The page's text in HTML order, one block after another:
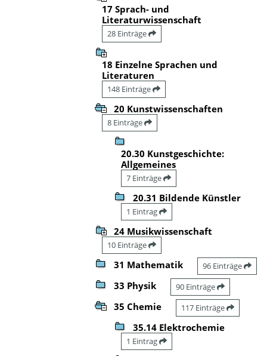
17 Sprach- und
Literaturwissenschaft
28 Einträge
18 Einzelne Sprachen und
Literaturen
148 Einträge
20 Kunstwissenschaften
8 Einträge
20.30 Kunstgeschichte:
Allgemeines
7 Einträge
20.31 Bildende Künstler
1 Eintrag
24 Musikwissenschaft
10 Einträge
31 Mathematik 96 Einträge
33 Physik 90 Einträge
35 Chemie 117 Einträge
35.14 Elektrochemie
1 Eintrag